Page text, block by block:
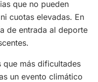
que no pueden
cuotas elevadas. En
de entrada al deporte
que más dificultades
un evento climático